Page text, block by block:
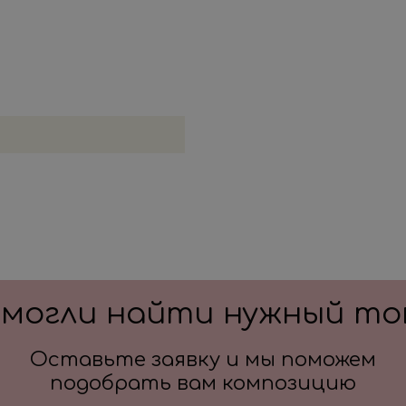
найти нужный
Оставьте заявку и мы поможем
подобрать вам композицию